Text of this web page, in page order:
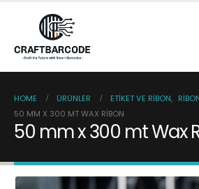
HOME ÜRÜNLER ETIKET VE RIBON,
50 MM X 300 MT WAX RIBON
50 mm x 300 mt Wax